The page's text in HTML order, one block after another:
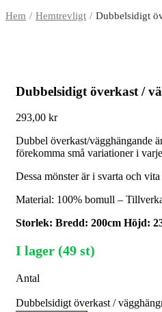
Hem Hemtrevligt Dubbelsidigt
Dubbelsidigt överkast /
293,00 kr
Dubbel överkast/vägghängande
förekomma små variationer i
Dessa mönster är i svarta och
Material: 100% bomull –
Storlek: Bredd: 200cm Höjd:
I lager (49 st)
Antal
Dubbelsidigt överkast /